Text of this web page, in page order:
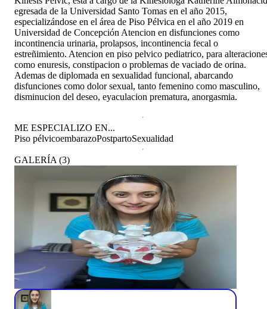
egresada de la Universidad Santo Tomas en el año 2015,
especializándose en el área de Piso Pélvica en el año 2019 en
Universidad de Concepción Atencion en disfunciones como
incontinencia urinaria, prolapsos, incontinencia fecal o
estreñimiento. Atencion en piso pelvico pediatrico, para
como enuresis, constipacion o problemas de vaciado de orina.
Ademas de diplomada en sexualidad funcional, abarcando
disfunciones como dolor sexual, tanto femenino como masculino,
disminucion del deseo, eyaculacion prematura, anorgasmia.
ME ESPECIALIZO EN...
Piso pélvicoembarazoPostpartoSexualidad
GALERÍA (3)